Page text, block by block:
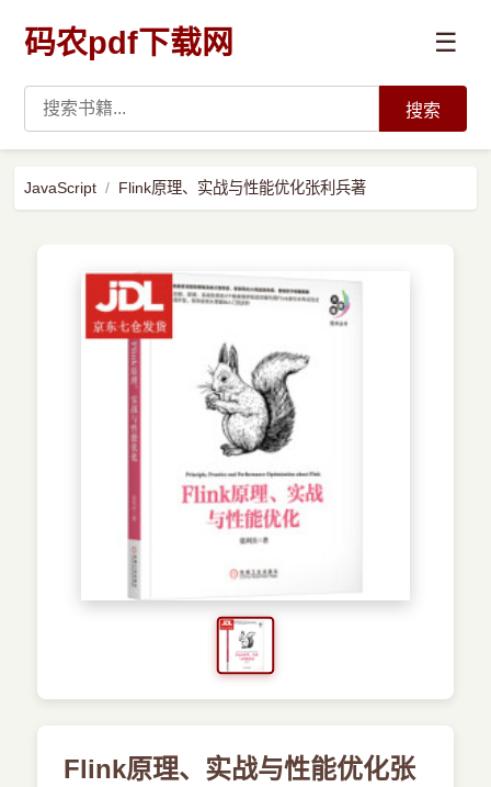
码农pdf下载网 ☰
预订书籍
搜索
JavaScript Flink原理、实战与性能优化张利兵著
Flink原理、实战与性能优化张